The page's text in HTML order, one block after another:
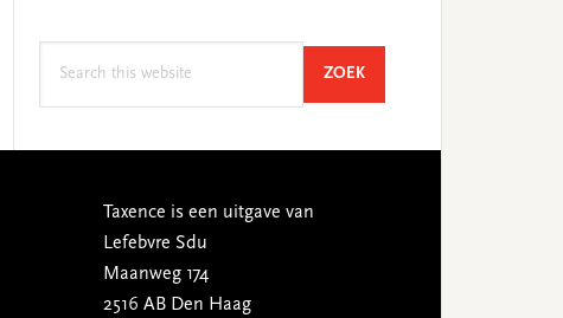
ZOEKSEARCH
Taxence is een uitgave van
Lefebvre Sdu
Maanweg 174
2516 AB Den Haag